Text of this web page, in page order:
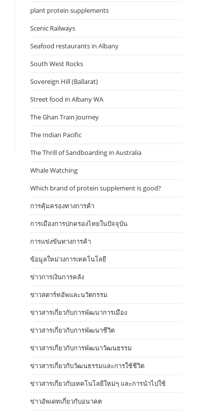
plant protein supplements
Scenic Railways
Seafood restaurants in Albany
South West Rocks
Sovereign Hill (Ballarat)
Street food in Albany WA
The Ghan Train Journey
The Indian Pacific
The Thrill of Sandboarding in Australia
Whale Watching
Which brand of protein supplement is good?
การคุ้มครองทางการค้า
การเมืองการปกครองไทยในปัจจุบัน
การแข่งขันทางการค้า
ข้อมูลใหม่วงการเทคโนโลยี
ข่าวการเงินการคลัง
ข่าวสตาร์ทอัพและนวัตกรรม
ข่าวสารเกี่ยวกับการพัฒนาการเมือง
ข่าวสารเกี่ยวกับการพัฒนาชีวิต
ข่าวสารเกี่ยวกับการพัฒนาวัฒนธรรม
ข่าวสารเกี่ยวกับวัฒนธรรมและการใช้ชีวิต
ข่าวสารเกี่ยวกับเทคโนโลยีใหม่ๆ และการนำไปใช้
ข่าวอัพเดทเกี่ยวกับอนาคต